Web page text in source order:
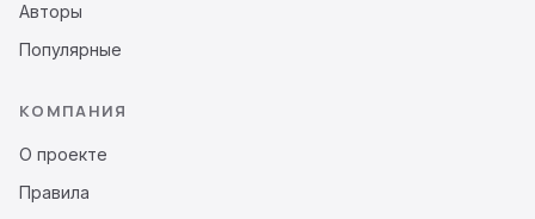
Авторы
Популярные
КОМПАНИЯ
О проекте
Правила